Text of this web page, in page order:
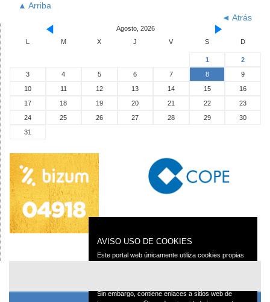
▲ Arriba
◄ Atrás
Agosto, 2026
L
M X J V S D
1
2
3
4 5 6 7 8
9
10
11 12 13 14 15
16
17
18 19 20 21 22
23
24
25 26 27 28 29
30
31
AVISO USO DE COOKIES
Este portal web únicamente utiliza cookies propias
Sin embargo, contiene enlaces a sitios web de